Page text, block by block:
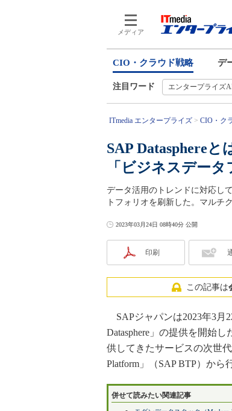
メディア
CIO・クラウド戦略 デ
注目ワード エンタープライズ
ITmedia エンタープライズ CIO・ク
SAP Datasphere
「ビジネスデー
データ活用のトレンドに対応し
トフォリオを刷新した。マルチ
2023年03月24日 08時40分 公開
印刷
この記事は
SAPジャパンは2023年3月
Datasphere」の提供を開始し
供してきたサービスの次世
Platform」（SAP BTP）から
併せて読みたい関連記事